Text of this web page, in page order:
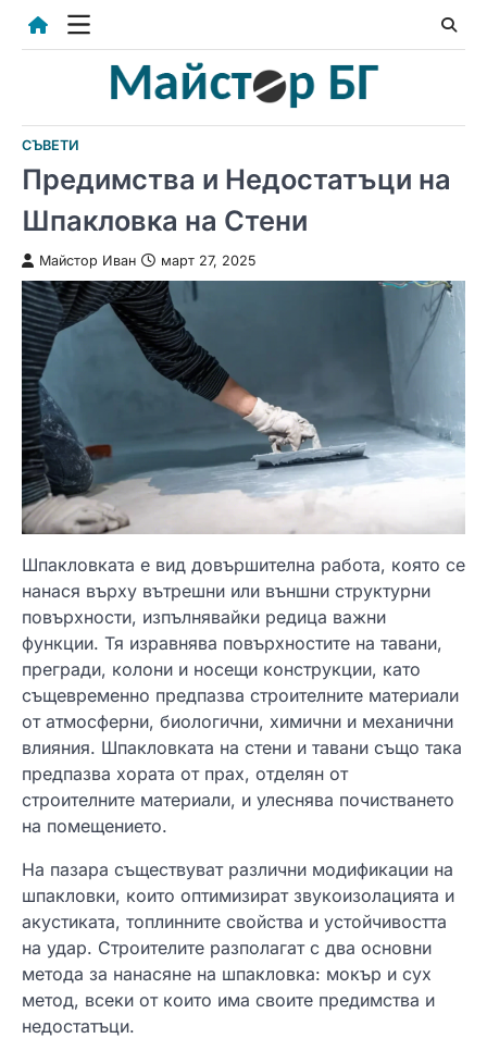
СЪВЕТИ
Предимства и Недостатъци на
Шпакловка на Стени
Майстор Иван март 27, 2025
Шпакловката е вид довършителна работа, която се
нанася върху вътрешни или външни структурни
повърхности, изпълнявайки редица важни
функции. Тя изравнява повърхностите на тавани,
прегради, колони и носещи конструкции, като
същевременно предпазва строителните материали
от атмосферни, биологични, химични и механични
влияния. Шпакловката на стени и тавани също така
предпазва хората от прах, отделян от
строителните материали, и улеснява почистването
на помещението.
На пазара съществуват различни модификации на
шпакловки, които оптимизират звукоизолацията и
акустиката, топлинните свойства и устойчивостта
на удар. Строителите разполагат с два основни
метода за нанасяне на шпакловка: мокър и сух
метод, всеки от които има своите предимства и
недостатъци.